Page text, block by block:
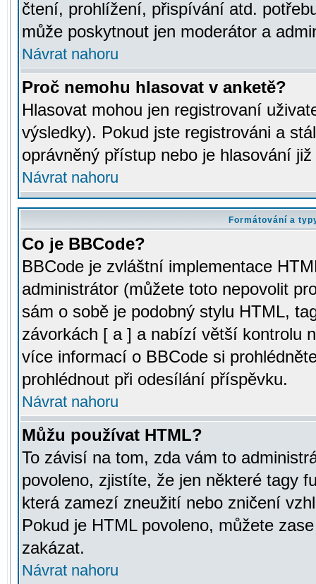
čtení, prohlížení, přispívání atd.
může poskytnout jen moderátor a
Návrat nahoru
Proč nemohu hlasovat v anketě?
Hlasovat mohou jen registrovaní
výsledky). Pokud jste registrováni a
oprávněný přístup nebo je hlasování
Návrat nahoru
Formátování a
Co je BBCode?
BBCode je zvláštní implementace
administrátor (můžete toto nepovolit
sám o sobě je podobný stylu HTML,
závorkách [ a ] a nabízí větší kontrolu
více informací o BBCode si
prohlédnout při odesílání příspěvku.
Návrat nahoru
Můžu používat HTML?
To závisí na tom, zda vám to
povoleno, zjistíte, že jen některé tagy
která zamezí zneužití nebo zničení
Pokud je HTML povoleno, můžete
zakázat.
Návrat nahoru